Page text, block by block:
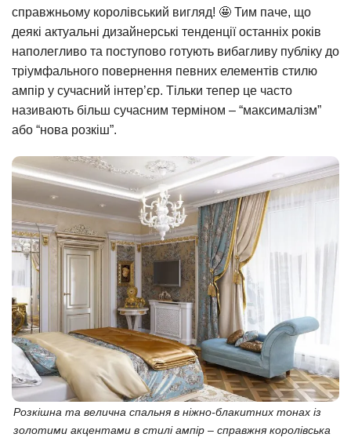
справжньому королівський вигляд! 🤩 Тим паче, що
деякі актуальні дизайнерські тенденції останніх років
наполегливо та поступово готують вибагливу публіку до
тріумфального повернення певних елементів стилю
ампір у сучасний інтер’єр. Тільки тепер це часто
називають більш сучасним терміном – “максималізм”
або “нова розкіш”.
Розкішна та велична спальня в ніжно-блакитних тонах із
золотими акцентами в стилі ампір – справжня королівська